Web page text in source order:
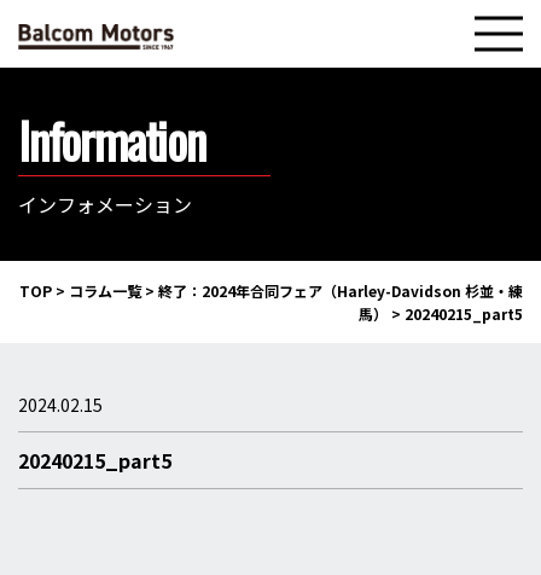
Information
インフォメーション
TOP > コラム一覧> 終了：2024年合同フェア（Harley-Davidson 杉並・練
馬）
> 20240215_part5
2024.02.15
20240215_part5